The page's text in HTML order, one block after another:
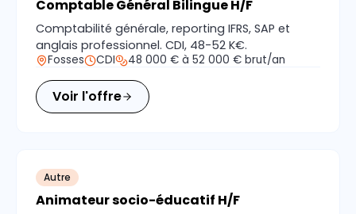
Comptable Général Bilingue H/F
Comptabilité générale, reporting IFRS, SAP et
anglais professionnel. CDI, 48-52 K€.
Fosses CDI 48 000 € à 52 000 € brut/an
Voir l'offre
Autre
Animateur socio-éducatif H/F